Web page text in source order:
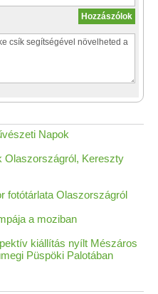
Napok
Olaszországról, Kereszty
fotótárlata Olaszországról
a moziban
kiállítás nyílt Mészáros
Püspöki Palotában